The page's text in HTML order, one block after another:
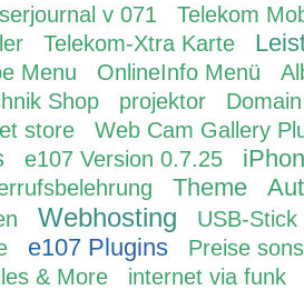
v 071
Telekom
Telekom-Xtra Karte
Menu OnlineInfo Menü
Shop projektor
store
Web Cam Gallery
e107 Version 0.7.25
Theme
Webhosting
USB-Stick
e107 Plugins
Preise
& More
internet via funk